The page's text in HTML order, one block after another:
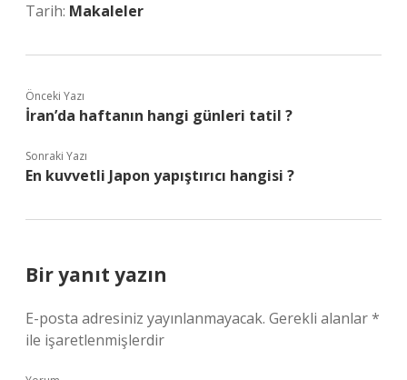
Tarih: Makaleler
Önceki Yazı
İran’da haftanın hangi günleri tatil ?
Sonraki Yazı
En kuvvetli Japon yapıştırıcı hangisi ?
Bir yanıt yazın
E-posta adresiniz yayınlanmayacak. Gerekli alanlar*
ile işaretlenmişlerdir